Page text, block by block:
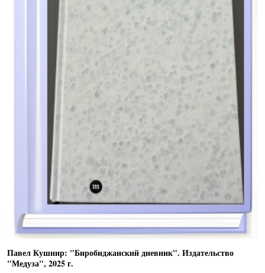
Павел Кушнир: "Биробиджанский дневник". Издательство
"Медуза", 2025 г.